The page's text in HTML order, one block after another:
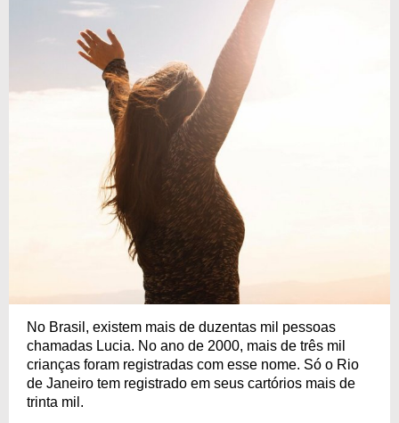
No Brasil, existem mais de duzentas mil pessoas
chamadas Lucia. No ano de 2000, mais de três mil
crianças foram registradas com esse nome. Só o Rio
de Janeiro tem registrado em seus cartórios mais de
trinta mil.